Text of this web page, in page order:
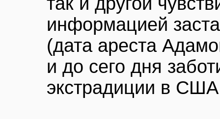
информацией
(дата ареста
и до сего дня
экстрадиции в